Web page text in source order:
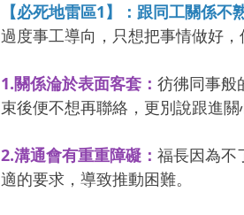
【必死地雷區1】：跟同工關係不
過度事工導向，只想把事情做好
1.關係淪於表面客套： 彷彿同事般
束後便不想再聯絡，更別說跟進關
2.溝通會有重重障礙： 福長因為不
適的要求，導致推動困難。